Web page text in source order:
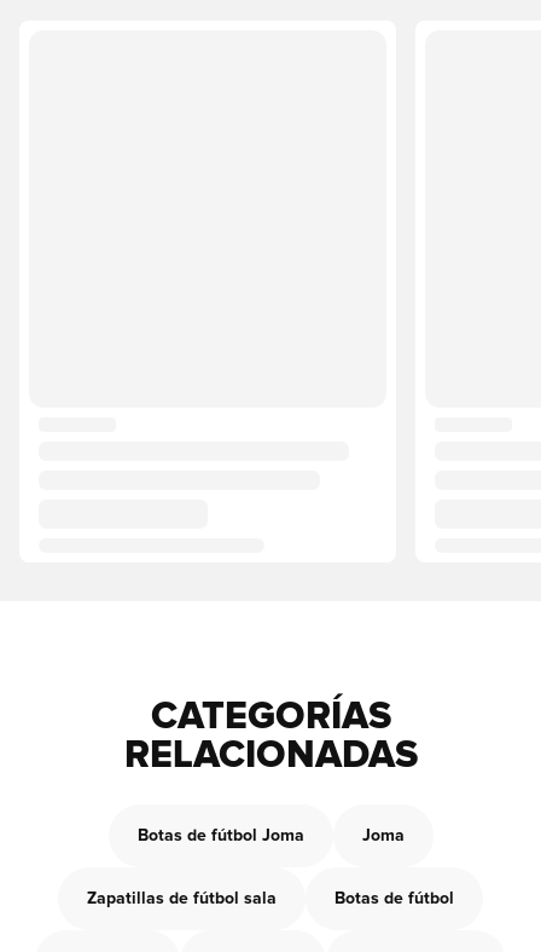
CATEGORÍAS
RELACIONADAS
Botas de fútbol Joma Joma
Zapatillas de fútbol sala Botas de fútbol